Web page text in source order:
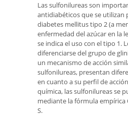
Las sulfonilureas son
antidiabéticos que se utilizan
diabetes mellitus tipo 2 (a
enfermedad del azúcar en la
se indica el uso con el tipo 1.
diferenciarse del grupo de
un mecanismo de acción
sulfonilureas, presentan
en cuanto a su perfil de
química, las sulfonilureas se
mediante la fórmula empírica
S.